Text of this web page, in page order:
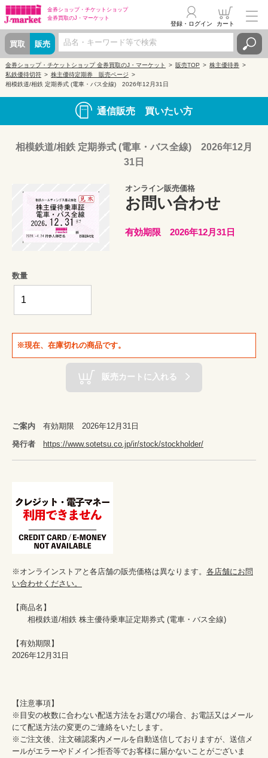
金券ショップ・ チケットショップ
金券買取のJ・マーケット
買取 販売
登録・ログイン カート
金券ショップ・チケットショップ 金券買取のJ・マーケット 販売TOP
株主優待券
私鉄優待切符
株主優待定期券 販売ページ
相模鉄道/相鉄 定期券式 (電車・バス全線) 2026年12月31日
通信販売 買いたい方
相模鉄道/相鉄 定期券式 (電車・バス全線) 2026年12月
31日
オンライン販売価格
お問い合わせ
有効期限 2026年12月31日
数量
※現在、在庫切れの商品です。
販売カートに入れる
ご案内 有効期限 2026年12月31日
発行者 https://www.sotetsu.co.jp/ir/stock/stockholder/
※オンラインストアと各店舗の販売価格は異なります。 各店舗にお問
い合わせください。
【商品名】
相模鉄道/相鉄 株主優待乗車証定期券式 (電車・バス全線)
【有効期限】
2026年12月31日
【注意事項】
※目安の枚数に合わない配送方法をお選びの場合、お電話又はメール
にて配送方法の変更のご連絡をいたします。
※ご注文後、注文確認案内メールを自動送信しておりますが、送信メ
ールがエラーやドメイン拒否等でお客様に届かないことがございま